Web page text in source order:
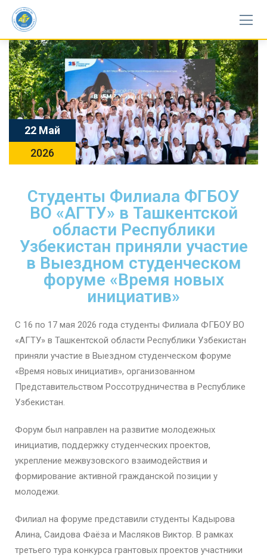
22 Май
2026
Студенты Филиала ФГБОУ
ВО «АГТУ» в Ташкентской
области Республики
Узбекистан приняли участие
в Выездном студенческом
форуме «Время новых
инициатив»
С 16 по 17 мая 2026 года студенты Филиала ФГБОУ ВО
«АГТУ» в Ташкентской области Республики Узбекистан
приняли участие в Выездном студенческом форуме
«Время новых инициатив», организованном
Представительством Россотрудничества в Республике
Узбекистан.
Форум был направлен на развитие молодежных
инициатив, поддержку студенческих проектов,
укрепление межвузовского взаимодействия и
формирование активной гражданской позиции у
молодежи.
Филиал на форуме представили студенты Кадырова
Алина, Саидова Фаёза и Масляков Виктор. В рамках
третьего тура конкурса грантовых проектов участники